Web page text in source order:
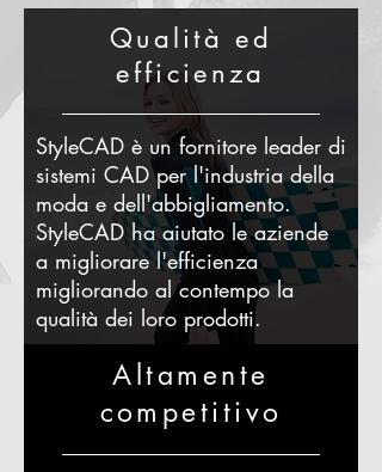
Qualità ed
efficienza
StyleCAD è un fornitore leader di
sistemi CAD per l'industria della
moda e dell'abbigliamento.
StyleCAD ha aiutato le aziende
a migliorare l'efficienza
migliorando al contempo la
qualità dei loro prodotti.
Altamente
competitivo